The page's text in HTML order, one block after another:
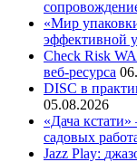
«Мир
эффективной
Check Risk
веб-ресурса
DISC в
05.08.2026
«Дача
садовых
Jazz Play: